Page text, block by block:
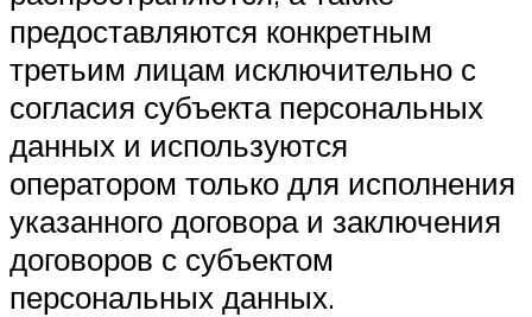
предоставляются конкретным
третьим лицам исключительно с
согласия субъекта персональных
данных и используются
оператором только для исполнения
указанного договора и заключения
договоров с субъектом
персональных данных.